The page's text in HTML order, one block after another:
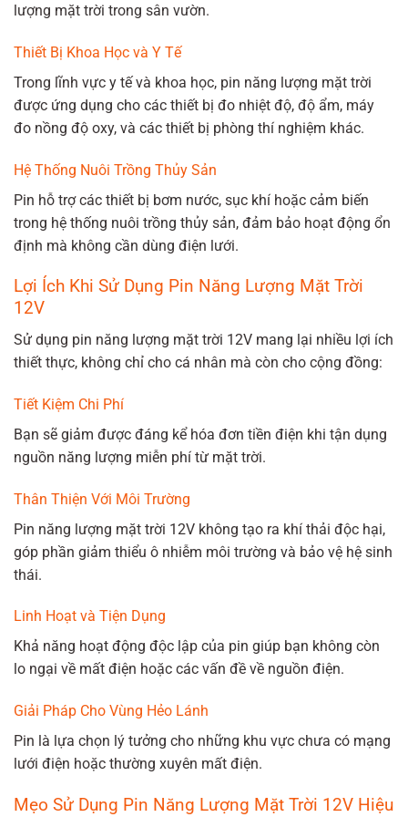
lượng mặt trời trong sân vườn.
Thiết Bị Khoa Học và Y Tế
Trong lĩnh vực y tế và khoa học, pin năng lượng mặt trời
được ứng dụng cho các thiết bị đo nhiệt độ, độ ẩm, máy
đo nồng độ oxy, và các thiết bị phòng thí nghiệm khác.
Hệ Thống Nuôi Trồng Thủy Sản
Pin hỗ trợ các thiết bị bơm nước, sục khí hoặc cảm biến
trong hệ thống nuôi trồng thủy sản, đảm bảo hoạt động ổn
định mà không cần dùng điện lưới.
Lợi Ích Khi Sử Dụng Pin Năng Lượng Mặt Trời
12V
Sử dụng pin năng lượng mặt trời 12V mang lại nhiều lợi ích
thiết thực, không chỉ cho cá nhân mà còn cho cộng đồng:
Tiết Kiệm Chi Phí
Bạn sẽ giảm được đáng kể hóa đơn tiền điện khi tận dụng
nguồn năng lượng miễn phí từ mặt trời.
Thân Thiện Với Môi Trường
Pin năng lượng mặt trời 12V không tạo ra khí thải độc hại,
góp phần giảm thiểu ô nhiễm môi trường và bảo vệ hệ sinh
thái.
Linh Hoạt và Tiện Dụng
Khả năng hoạt động độc lập của pin giúp bạn không còn
lo ngại về mất điện hoặc các vấn đề về nguồn điện.
Giải Pháp Cho Vùng Hẻo Lánh
Pin là lựa chọn lý tưởng cho những khu vực chưa có mạng
lưới điện hoặc thường xuyên mất điện.
Mẹo Sử Dụng Pin Năng Lượng Mặt Trời 12V Hiệu